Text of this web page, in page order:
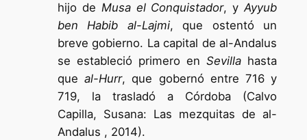
hijo de Musa el Conquistador, yAyyub
ben Habib al-Lajmi, que ostentó un
breve gobierno. La capital de al-Andalus
se estableció primero enSevilla hasta
queal-Hurr, que gobernó entre 716 y
719, la trasladó a Córdoba (Calvo
Capilla, Susana: Las mezquitas de al-
Andalus , 2014).